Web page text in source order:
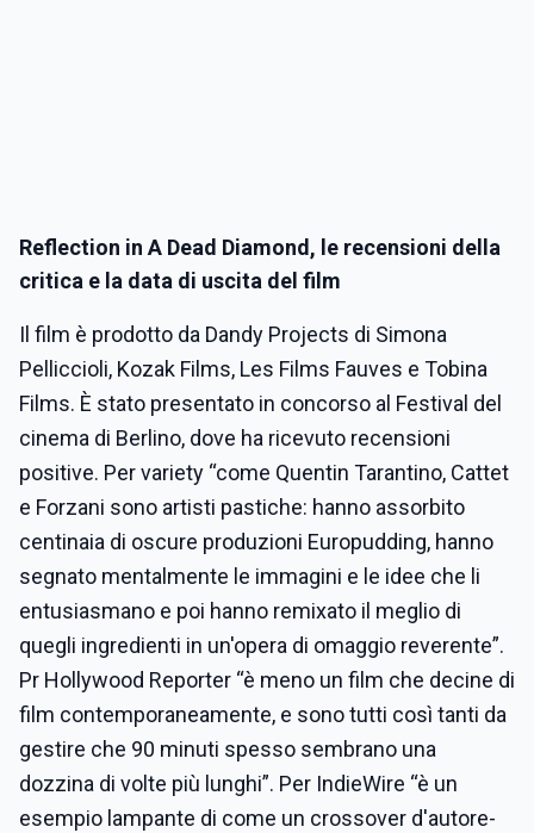
Reflection in A Dead Diamond, le recensioni della
critica e la data di uscita del film
Il film è prodotto da Dandy Projects di Simona
Pelliccioli, Kozak Films, Les Films Fauves e Tobina
Films. È stato presentato in concorso al Festival del
cinema di Berlino, dove ha ricevuto recensioni
positive. Per variety “come Quentin Tarantino, Cattet
e Forzani sono artisti pastiche: hanno assorbito
centinaia di oscure produzioni Europudding, hanno
segnato mentalmente le immagini e le idee che li
entusiasmano e poi hanno remixato il meglio di
quegli ingredienti in un'opera di omaggio reverente”.
Pr Hollywood Reporter “è meno un film che decine di
film contemporaneamente, e sono tutti così tanti da
gestire che 90 minuti spesso sembrano una
dozzina di volte più lunghi”. Per IndieWire “è un
esempio lampante di come un crossover d'autore-